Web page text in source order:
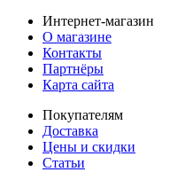
Интернет-магазин
О магазине
Контакты
Партнёры
Карта сайта
Покупателям
Доставка
Цены и скидки
Статьи